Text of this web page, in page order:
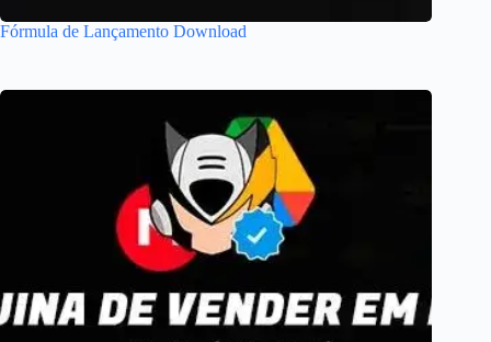
Fórmula de Lançamento Download